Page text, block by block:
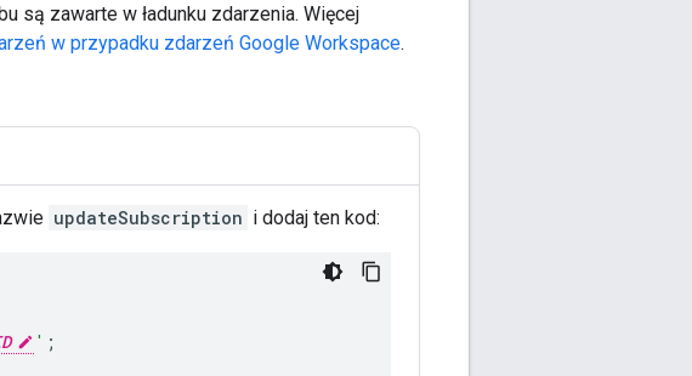
są zawarte w ładunku zdarzenia. Więcej
w przypadku zdarzeń Google Workspace.
updateSubscription i dodaj ten kod:
' ;